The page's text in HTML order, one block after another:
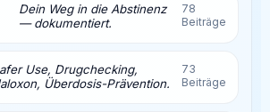
Dein Weg in die Abstinenz
— dokumentiert.
78
Beiträge
Use, Drugchecking,
Überdosis-Prävention.
73
Beiträge